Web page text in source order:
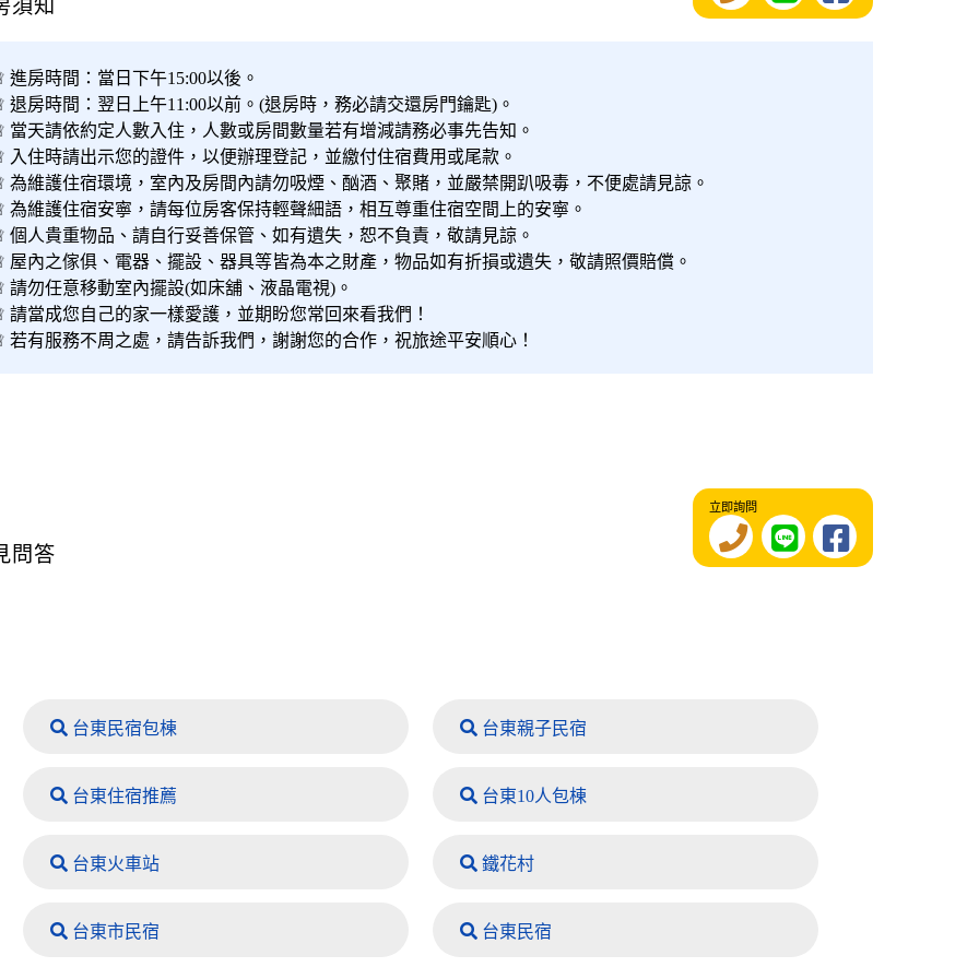
須知
進房時間：當日下午15:00以後。
退房時間：翌日上午11:00以前。(退房時，務必請交還房門鑰匙)。
當天請依約定人數入住，人數或房間數量若有增減請務必事先告知。
入住時請出示您的證件，以便辦理登記，並繳付住宿費用或尾款。
為維護住宿環境，室內及房間內請勿吸煙、酗酒、聚賭，並嚴禁開趴吸毒，不便處請見諒。
為維護住宿安寧，請每位房客保持輕聲細語，相互尊重住宿空間上的安寧。
個人貴重物品、請自行妥善保管、如有遺失，恕不負責，敬請見諒。
屋內之傢俱、電器、擺設、器具等皆為本之財產，物品如有折損或遺失，敬請照價賠償。
請勿任意移動室內擺設(如床舖、液晶電視)。
請當成您自己的家一樣愛護，並期盼您常回來看我們！
若有服務不周之處，請告訴我們，謝謝您的合作，祝旅途平安順心！
問答
立即詢問
台東民宿包棟 台東親子民宿
台東住宿推薦 台東10人包棟
台東火車站 鐵花村
台東市民宿 台東民宿